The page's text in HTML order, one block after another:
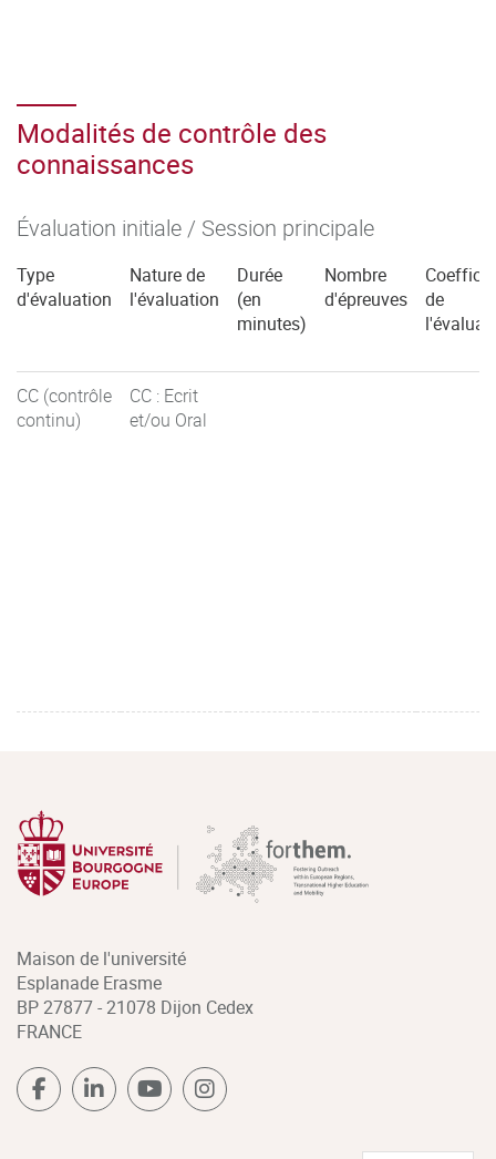
Modalités de contrôle des
connaissances
Évaluation initiale / Session principale
Type
d'évaluation
Nature de
l'évaluation
Durée
(en
minutes)
Nombre
d'épreuves
de
CC (contrôle
continu)
CC : Ecrit
et/ou Oral
Maison de l'université
Esplanade Erasme
BP 27877 - 21078 Dijon Cedex
FRANCE